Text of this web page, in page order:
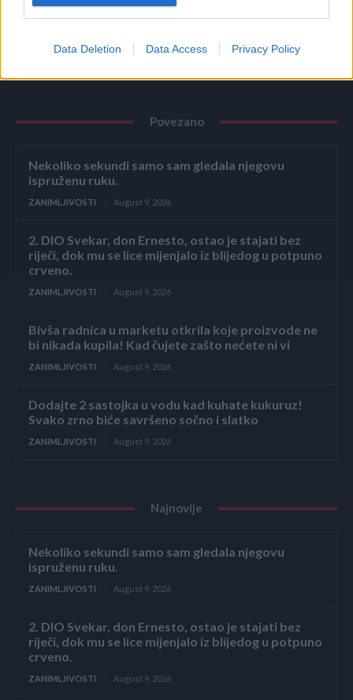
Data Deletion Data Access Privacy Policy
OSTATAK SLIKA POGLEDAJTE KLIKOM OVDJE.
Povezano
Nekoliko sekundi samo sam gledala njegovu
ispruženu ruku.
ZANIMLJIVOSTI August 9, 2026
2. DIO Svekar, don Ernesto, ostao je stajati bez
riječi, dok mu se lice mijenjalo iz blijedog u potpuno
crveno.
ZANIMLJIVOSTI August 9, 2026
Bivša radnica u marketu otkrila koje proizvode ne
bi nikada kupila! Kad čujete zašto nećete ni vi
ZANIMLJIVOSTI August 9, 2026
Dodajte 2 sastojka u vodu kad kuhate kukuruz!
Svako zrno biće savršeno sočno i slatko
ZANIMLJIVOSTI August 9, 2026
Najnovije
Nekoliko sekundi samo sam gledala njegovu
ispruženu ruku.
ZANIMLJIVOSTI August 9, 2026
2. DIO Svekar, don Ernesto, ostao je stajati bez
riječi, dok mu se lice mijenjalo iz blijedog u potpuno
crveno.
ZANIMLJIVOSTI August 9, 2026